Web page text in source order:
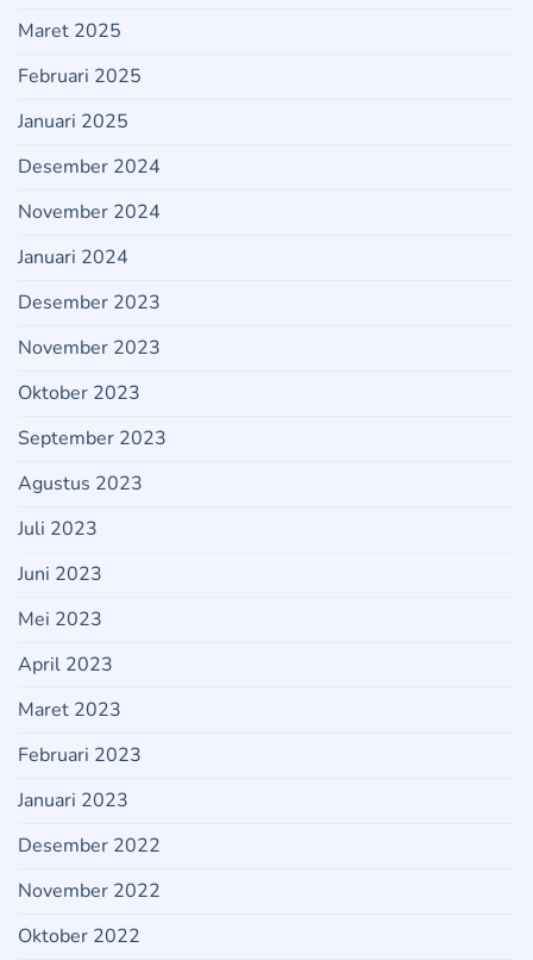
Maret 2025
Februari 2025
Januari 2025
Desember 2024
November 2024
Januari 2024
Desember 2023
November 2023
Oktober 2023
September 2023
Agustus 2023
Juli 2023
Juni 2023
Mei 2023
April 2023
Maret 2023
Februari 2023
Januari 2023
Desember 2022
November 2022
Oktober 2022